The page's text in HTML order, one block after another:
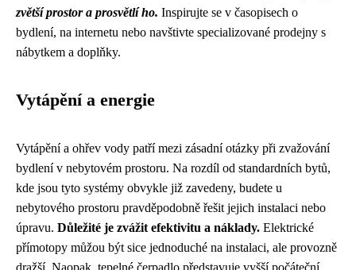
zvětší prostor a prosvětlí ho. Inspirujte se v časopisech o
bydlení, na internetu nebo navštivte specializované prodejny s
nábytkem a doplňky.
Vytápění a energie
Vytápění a ohřev vody patří mezi zásadní otázky při zvažování
bydlení v nebytovém prostoru. Na rozdíl od standardních bytů,
kde jsou tyto systémy obvykle již zavedeny, budete u
nebytového prostoru pravděpodobně řešit jejich instalaci nebo
úpravu. Důležité je zvážit efektivitu a náklady. Elektrické
přímotopy můžou být sice jednoduché na instalaci, ale provozně
dražší. Naopak, tepelné čerpadlo představuje vyšší počáteční